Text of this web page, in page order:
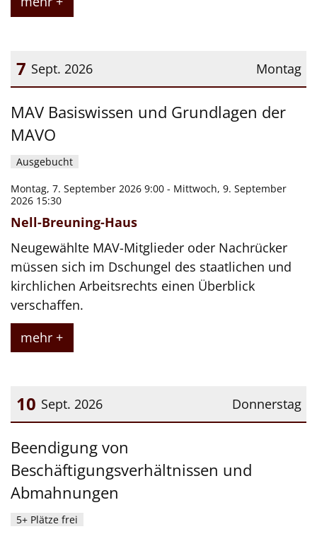
Montag
7 Sept. 2026
MAV Basiswissen und Grundlagen der
MAVO
Ausgebucht
Montag, 7. September 2026 9:00 - Mittwoch, 9. September
2026 15:30
Nell-Breuning-Haus
Neugewählte MAV-Mitglieder oder Nachrücker
müssen sich im Dschungel des staatlichen und
kirchlichen Arbeitsrechts einen Überblick
verschaffen.
mehr +
Donnerstag
10 Sept. 2026
Beendigung von
Beschäftigungsverhältnissen und
Abmahnungen
5+ Plätze frei